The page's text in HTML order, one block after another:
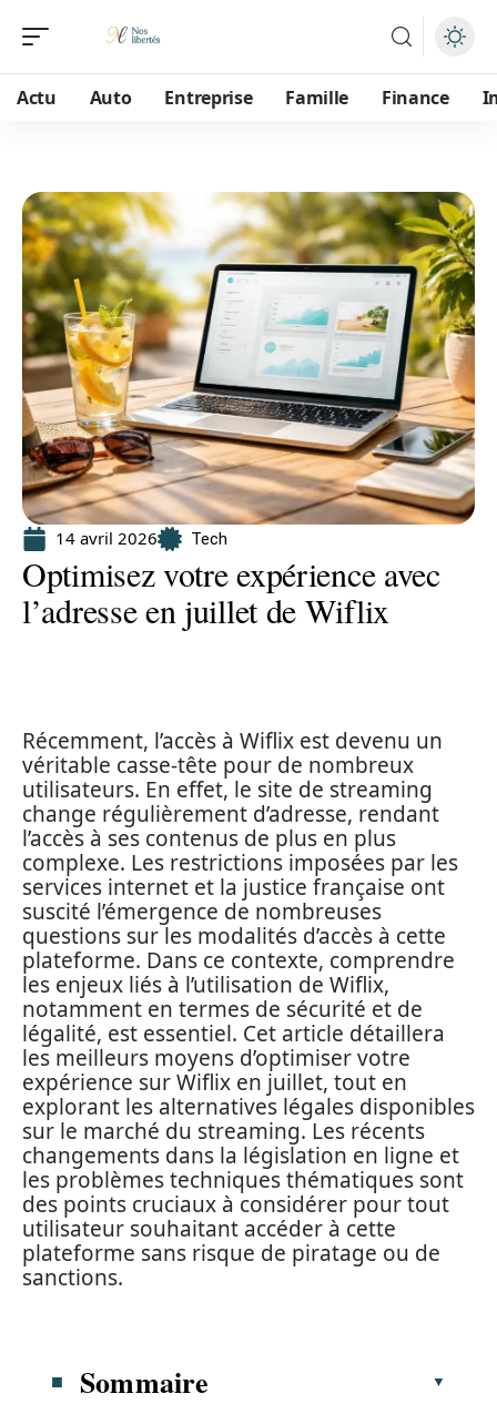
Actu Auto Entreprise Famille Finance
14 avril 2026 Tech
Optimisez votre expérience avec
l’adresse en juillet de Wiflix
Récemment, l’accès à Wiflix est devenu un
véritable casse-tête pour de nombreux
utilisateurs. En effet, le site de streaming
change régulièrement d’adresse, rendant
l’accès à ses contenus de plus en plus
complexe. Les restrictions imposées par les
services internet et la justice française ont
suscité l’émergence de nombreuses
questions sur les modalités d’accès à cette
plateforme. Dans ce contexte, comprendre
les enjeux liés à l’utilisation de Wiflix,
notamment en termes de sécurité et de
légalité, est essentiel. Cet article détaillera
les meilleurs moyens d’optimiser votre
expérience sur Wiflix en juillet, tout en
explorant les alternatives légales disponibles
sur le marché du streaming. Les récents
changements dans la législation en ligne et
les problèmes techniques thématiques sont
des points cruciaux à considérer pour tout
utilisateur souhaitant accéder à cette
plateforme sans risque de piratage ou de
sanctions.
Sommaire